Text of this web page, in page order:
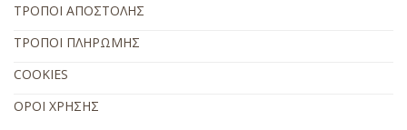
ΤΡΟΠΟΙ ΑΠΟΣΤΟΛΗΣ
ΤΡΟΠΟΙ ΠΛΗΡΩΜΗΣ
COOKIES
ΟΡΟΙ ΧΡΗΣΗΣ